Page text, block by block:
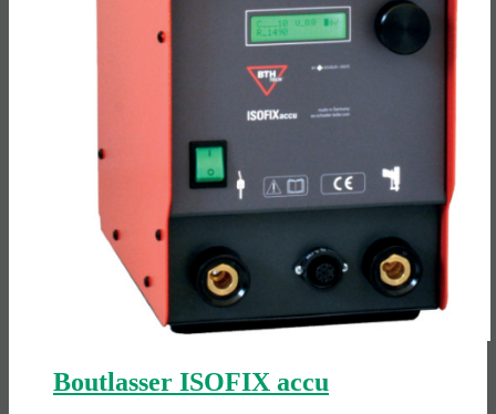
Accu/elektrische accessoires
Schweiß­werk­zeuge
Elektrisch
Boutlasser ISOFIX accu